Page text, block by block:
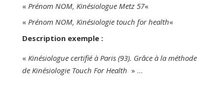
« Prénom NOM, Kinésiologue Metz 57«
« Prénom NOM, Kinésiologie touch for health«
Description exemple :
« Kinésiologue certifié à Paris (93). Grâce à la méthode
de Kinésiologie Touch For Health » …